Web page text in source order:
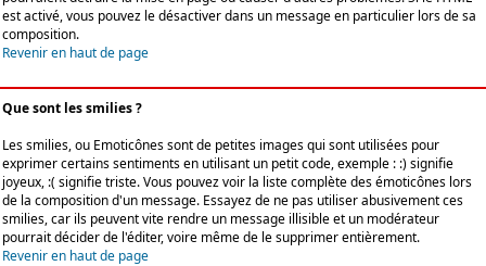
est activé, vous pouvez le désactiver dans un message en particulier lors de sa
composition.
Revenir en haut de page
Que sont les smilies ?
Les smilies, ou Emoticônes sont de petites images qui sont utilisées pour
exprimer certains sentiments en utilisant un petit code, exemple : :) signifie
joyeux, :( signifie triste. Vous pouvez voir la liste complète des émoticônes lors
de la composition d'un message. Essayez de ne pas utiliser abusivement ces
smilies, car ils peuvent vite rendre un message illisible et un modérateur
pourrait décider de l'éditer, voire même de le supprimer entièrement.
Revenir en haut de page